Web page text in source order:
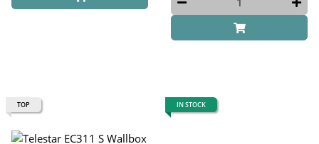
TOP IN STOCK